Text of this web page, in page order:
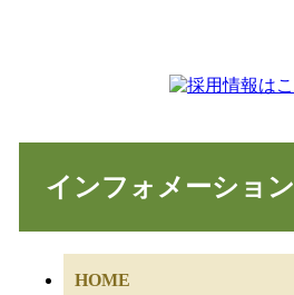
インフォメーション
HOME